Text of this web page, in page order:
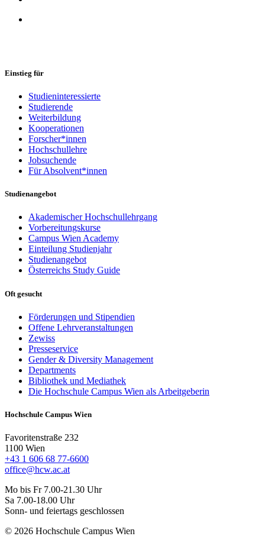
Einstieg für
Studieninteressierte
Studierende
Weiterbildung
Kooperationen
Forscher*innen
Hochschullehre
Jobsuchende
Für Absolvent*innen
Studienangebot
Akademischer Hochschullehrgang
Vorbereitungskurse
Campus Wien Academy
Einteilung Studienjahr
Studienangebot
Österreichs Study Guide
Oft gesucht
Förderungen und Stipendien
Offene Lehrveranstaltungen
Zewiss
Presseservice
Gender & Diversity Management
Departments
Bibliothek und Mediathek
Die Hochschule Campus Wien als Arbeitgeberin
Hochschule Campus Wien
Favoritenstraße 232
1100 Wien
+43 1 606 68 77-6600
office@hcw.ac.at
Mo bis Fr 7.00-21.30 Uhr
Sa 7.00-18.00 Uhr
Sonn- und feiertags geschlossen
© 2026 Hochschule Campus Wien